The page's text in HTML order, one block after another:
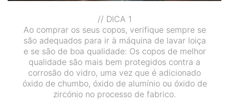
// DICA 1
Ao comprar os seus copos, verifique sempre se
são adequados para ir à máquina de lavar loiça
e se são de boa qualidade: Os copos de melhor
qualidade são mais bem protegidos contra a
corrosão do vidro, uma vez que é adicionado
óxido de chumbo, óxido de alumínio ou óxido de
zircónio no processo de fabrico.